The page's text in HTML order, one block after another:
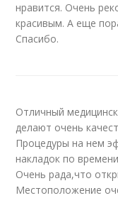
нравится. Очень
красивым. А еще
Спасибо.
Отличный
делают очень
Процедуры на нем
накладок по
Очень рада,что
Местоположение